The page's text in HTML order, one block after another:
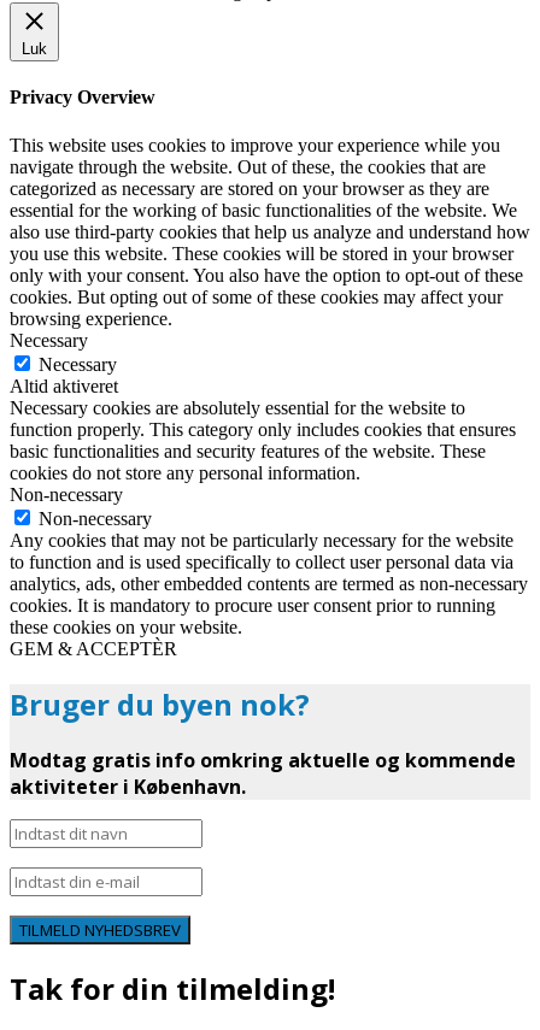
Luk
Privacy Overview
This website uses cookies to improve your experience while you
navigate through the website. Out of these, the cookies that are
categorized as necessary are stored on your browser as they are
essential for the working of basic functionalities of the website. We
also use third-party cookies that help us analyze and understand how
you use this website. These cookies will be stored in your browser
only with your consent. You also have the option to opt-out of these
cookies. But opting out of some of these cookies may affect your
browsing experience.
Necessary
Necessary
Altid aktiveret
Necessary cookies are absolutely essential for the website to
function properly. This category only includes cookies that ensures
basic functionalities and security features of the website. These
cookies do not store any personal information.
Non-necessary
Non-necessary
Any cookies that may not be particularly necessary for the website
to function and is used specifically to collect user personal data via
analytics, ads, other embedded contents are termed as non-necessary
cookies. It is mandatory to procure user consent prior to running
these cookies on your website.
GEM & ACCEPTÈR
Bruger du byen nok?
Modtag gratis info omkring aktuelle og kommende
aktiviteter i København.
TILMELD NYHEDSBREV
Tak for din tilmelding!